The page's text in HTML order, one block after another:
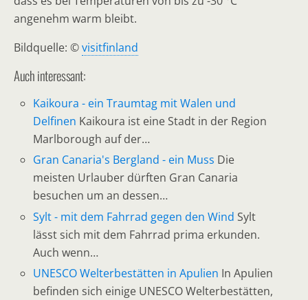
angenehm warm bleibt.
Bildquelle: ©visitfinland
Auch interessant:
Kaikoura - ein Traumtag mit Walen und
Delfinen Kaikoura ist eine Stadt in der Region
Marlborough auf der…
Gran Canaria's Bergland - ein Muss Die
meisten Urlauber dürften Gran Canaria
besuchen um an dessen…
Sylt - mit dem Fahrrad gegen den Wind Sylt
lässt sich mit dem Fahrrad prima erkunden.
Auch wenn…
UNESCO Welterbestätten in Apulien In Apulien
befinden sich einige UNESCO Welterbestätten,